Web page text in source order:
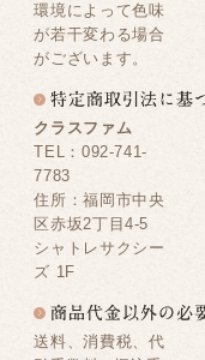
環境によって色味
が若干変わる場合
がございます。
クラスファム
TEL：092-741-
7783
住所：福岡市中央
区赤坂2丁目4-5
シャトレサクシー
ズ 1F
送料、消費税、代